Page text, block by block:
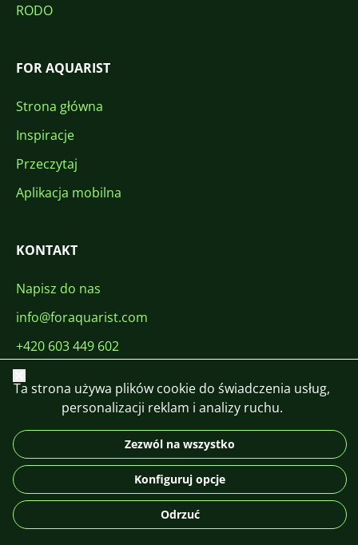
RODO
FOR AQUARIST
Strona główna
Inspiracje
Przeczytaj
Aplikacja mobilna
KONTAKT
Napisz do nas
info@foraquarist.com
+420 603 449 602
CS SK EN PL DE
© 2026 For Aquarist
Zamknij
Ta strona używa plików cookie do świadczenia usług,
personalizacji reklam i analizy ruchu.
Zezwól na wszystko
Konfiguruj opcje
Odrzuć